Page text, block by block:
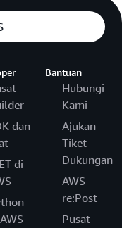
dan
di
Bantuan
Hubungi
Kami
Ajukan
Tiket
Dukungan
AWS
re:Post
Pusat